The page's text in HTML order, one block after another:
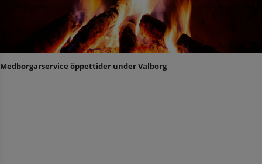
Medborgarservice öppettider under Valborg